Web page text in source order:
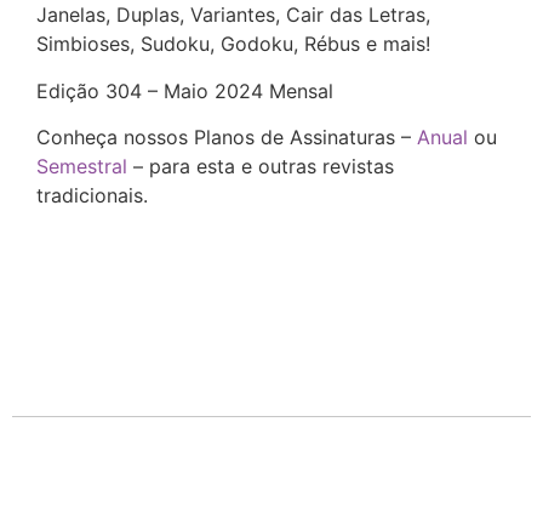
Janelas, Duplas, Variantes, Cair das Letras,
Simbioses, Sudoku, Godoku, Rébus e mais!
Edição 304 – Maio 2024 Mensal
Conheça nossos Planos de Assinaturas – Anual ou
Semestral – para esta e outras revistas
tradicionais.